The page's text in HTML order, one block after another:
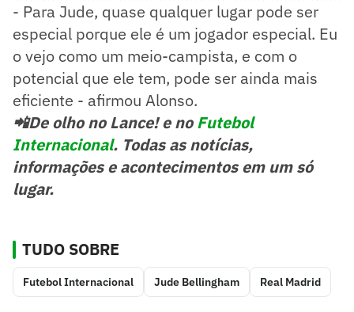
- Para Jude, quase qualquer lugar pode ser
especial porque ele é um jogador especial. Eu
o vejo como um meio-campista, e com o
potencial que ele tem, pode ser ainda mais
eficiente - afirmou Alonso.
📲De olho no Lance! e noFutebol
Internacional. Todas as notícias,
informações e acontecimentos em um só
lugar.
TUDO SOBRE
Futebol Internacional Jude Bellingham Real Madrid